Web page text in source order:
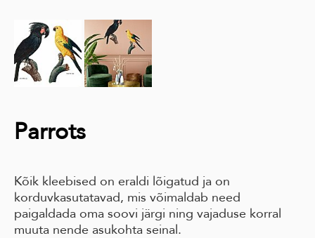
Parrots
Kõik kleebised on eraldi lõigatud ja on
korduvkasutatavad, mis võimaldab need
paigaldada oma soovi järgi ning vajaduse korral
muuta nende asukohta seinal.